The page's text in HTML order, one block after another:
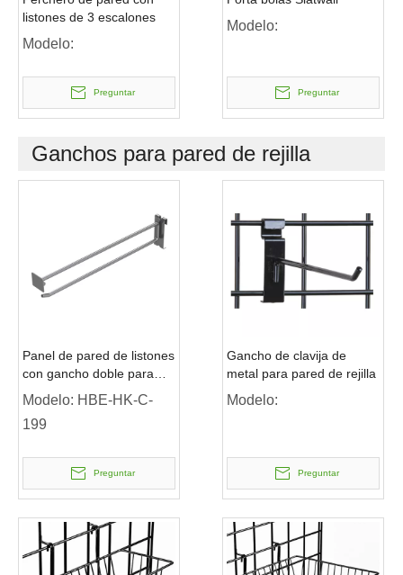
listones de 3 escalones
Modelo:
Preguntar
Modelo:
Preguntar
Ganchos para pared de rejilla
Panel de pared de listones
con gancho doble para
exhibición
Modelo: HBE-HK-C-
199
Preguntar
Gancho de clavija de
metal para pared de rejilla
Modelo:
Preguntar